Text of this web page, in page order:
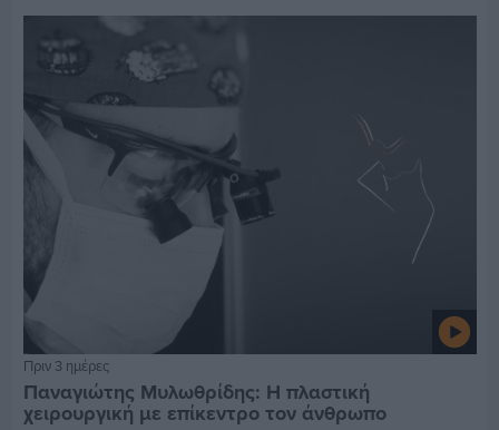
Πριν 3 ημέρες
Παναγιώτης Μυλωθρίδης: Η πλαστική
χειρουργική με επίκεντρο τον άνθρωπο